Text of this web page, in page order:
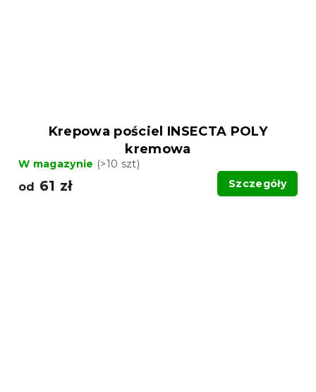
Krepowa pościel INSECTA POLY
kremowa
W magazynie (>10 szt)
od 61 zł Szczegóły